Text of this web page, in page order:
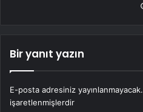
Bir yanıt yazın
E-posta adresiniz yayınlanmayacak.
işaretlenmişlerdir